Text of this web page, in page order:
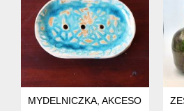
MYDELNICZKA, AKCESORIA DO